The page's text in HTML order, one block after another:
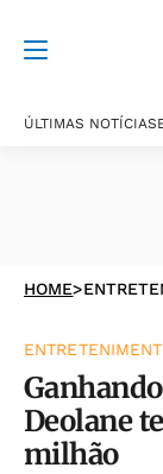
ÚLTIMAS NOTÍCIAS
HOME>
Deolane
milhão